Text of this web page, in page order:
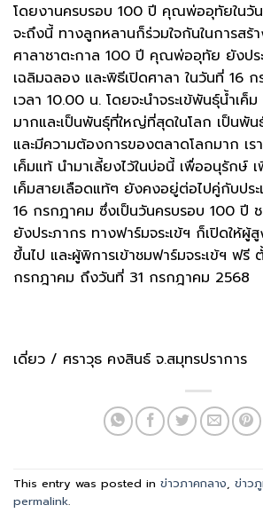
โดยงานครบรอบ 100 ปี คุณพ่ออุทัยในวั
จะถึงนี้ ทางลูกหลานก็ร่วมใจกันในการสร้
ศาลาชาตะกาล 100 ปี คุณพ่ออุทัย ยังปร
เฉลิมฉลอง และพิธีเปิดศาลา ในวันที่ 16
เวลา 10.00 น. โดยจะนำจระเข้พันธุ์น้ำเ
มากและเป็นพันธุ์ที่ใหญ่ที่สุดในโลก เป็นพั
และมีความต้องการของตลาดโลกมาก เร
เค็มแท้ นำมาเลี้ยงไว้ในบ่อนี้ เพื่ออนุรักษ์ เ
เค็มสายเลือดแท้ๆ ยังคงอยู่ต่อไปคู่กับประ
16 กรกฎาคม ซึ่งเป็นวันครบรอบ 100 ปี
ยังประภากร ทางฟาร์มจระเข้ฯ ก็เปิดให้
ขึ้นไป และผู้พิการเข้าชมฟาร์มจระเข้ฯ ฟรี
กรกฎาคม ถึงวันที่ 31 กรกฎาคม 2568
เดี่ยว / ศราวุธ คงสินธ์ จ.สมุทรปราการ
This entry was posted in ข่าวภาคกลาง, ข่าว
permalink.